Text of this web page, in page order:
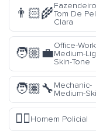
👨🏻‍🌾Tom De
Clara
🧑🏼‍💼
Office-
Medium-
Skin-Tone
🧑🏽‍🔧Mechanic-
Medium-
👮‍♂️Homem Policial